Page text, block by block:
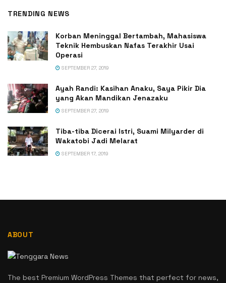
TRENDING NEWS
Korban Meninggal Bertambah, Mahasiswa
Teknik Hembuskan Nafas Terakhir Usai
Operasi
SEPTEMBER 27, 2019
Ayah Randi: Kasihan Anaku, Saya Pikir Dia
yang Akan Mandikan Jenazaku
SEPTEMBER 27, 2019
Tiba-tiba Dicerai Istri, Suami Milyarder di
Wakatobi Jadi Melarat
SEPTEMBER 17, 2019
ABOUT
The best Premium WordPress Themes that perfect for news,